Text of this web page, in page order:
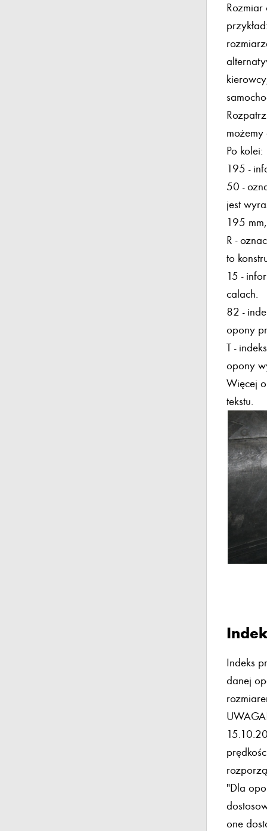
Po kolei:
195 -
50 -
jest
195
R -
to
15 -
calach.
82 -
opony
T -
opony
Więcej
tekstu.
Indeks
danej
"Dla
one